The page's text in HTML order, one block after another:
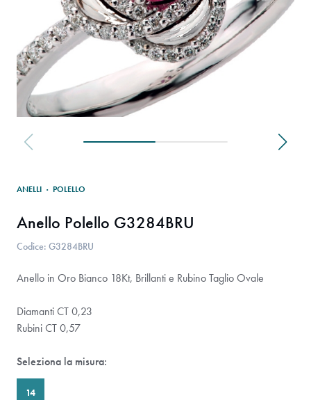
ANELLI · POLELLO
Anello Polello G3284BRU
Codice: G3284BRU
Anello in Oro Bianco 18Kt, Brillanti e Rubino Taglio Ovale
Diamanti CT 0,23
Rubini CT 0,57
Seleziona la misura:
14